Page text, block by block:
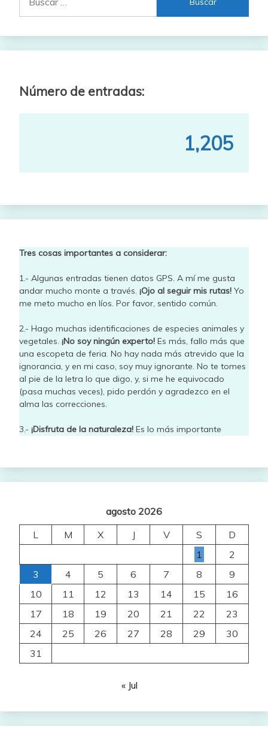
Número de entradas:
1,205
Tres cosas importantes a considerar:
1.- Algunas entradas tienen datos GPS. A mí me gusta
andar mucho monte a través. ¡Ojo al seguir mis rutas! Yo
me meto mucho en líos. Por favor, sentido común.
2.- Hago muchas identificaciones de especies animales y
vegetales. ¡No soy ningún experto! Es más, fallo más que
una escopeta de feria. No hay nada más atrevido que la
ignorancia, y en mi caso, soy muy ignorante. No te tomes
al pie de la letra lo que digo, y, si me he equivocado
(pasa muchas veces), pido perdón y agradezco en el
alma las correcciones.
3.- ¡Disfruta de la naturaleza! Es lo más importante
agosto 2026
L
M X J V S
D
1
2
3
4 5 6 7 8
9
10
11 12 13 14 15
16
17
18 19 20 21 22
23
24
25 26 27 28 29
30
31
« Jul